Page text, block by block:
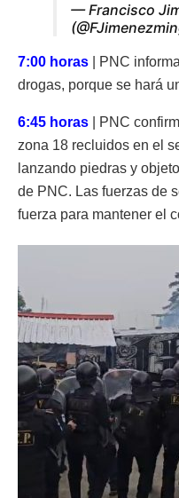
— Francisco
7:00 horas
| PNC
drogas, porque se hará
6:45 horas
| PNC
zona 18 recluidos en el
lanzando piedras y
de PNC. Las fuerzas de
fuerza para mantener el